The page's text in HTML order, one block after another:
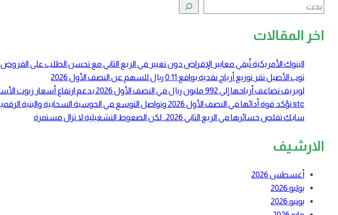
البحث
اخر المقالات
البنوك الأمريكية تُبقي معايير الإقراض دون تغيير في الربع الثاني مع تحسن الطلب على القروض
ثوب الأصيل تقر توزيع أرباح نقدية بواقع 0.11 ريال للسهم عن النصف الأول 2026
لوبريف تضاعف أرباحها إلى 992 مليون ريال في النصف الأول 2026 بدعم ارتفاع أسعار زيوت الأساس
stc تؤكد قوة أدائها في النصف الأول 2026 وتواصل التوسع في الحوسبة السحابية والبنية الرقمية
سابك تقلص خسائرها في الربع الثاني 2026.. لكن الضغوط التشغيلية لا تزال مستمرة
الارشيف
أغسطس 2026
يوليو 2026
يونيو 2026